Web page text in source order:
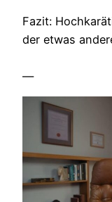
Fazit:
der etwas
—